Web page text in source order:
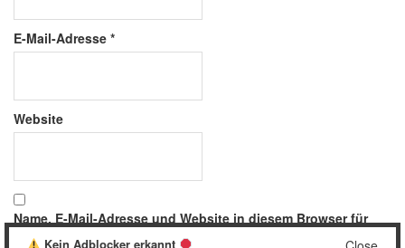
E-Mail-Adresse *
Website
Name, E-Mail-Adresse und Website in diesem Browser für
meinen nächsten Kommentar speichern.
Kein Adblocker erkannt